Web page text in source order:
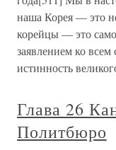
наша Корея — это
корейцы — это
заявлением ко
истинность
Глава 26
Политбюро